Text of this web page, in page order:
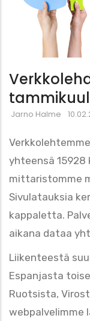
Jarno Halme
yhteensä 15928
mittaristomme
Sivulatauksia
kappaletta.
aikana dataa
Liikenteestä
Espanjasta
Ruotsista,
webpalvelimme